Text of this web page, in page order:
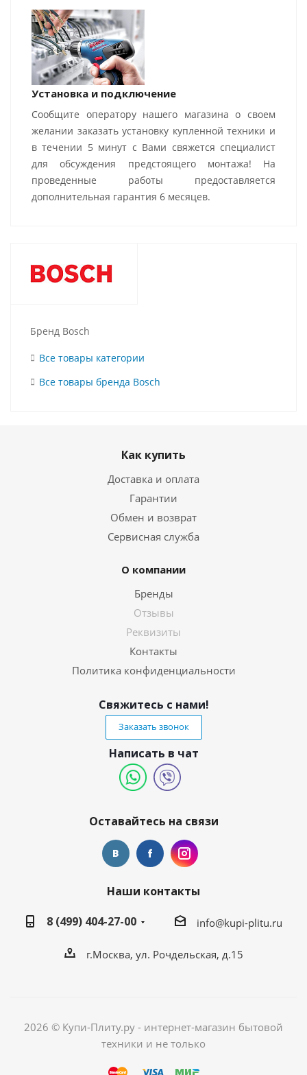
Установка и подключение
Сообщите оператору нашего магазина о своем
желании заказать установку купленной техники и
в течении 5 минут с Вами свяжется специалист
для обсуждения предстоящего монтажа! На
проведенные работы предоставляется
дополнительная гарантия 6 месяцев.
Бренд Bosch
Все товары категории
Все товары бренда Bosch
Как купить
Доставка и оплата
Гарантии
Обмен и возврат
Сервисная служба
О компании
Бренды
Отзывы
Реквизиты
Контакты
Политика конфиденциальности
Свяжитесь с нами!
Заказать звонок
Написать в чат
Оставайтесь на связи
Наши контакты
8 (499) 404-27-00
info@kupi-plitu.ru
г.Москва, ул. Рочдельская, д.15
2026 © Купи-Плиту.ру - интернет-магазин бытовой
техники и не только